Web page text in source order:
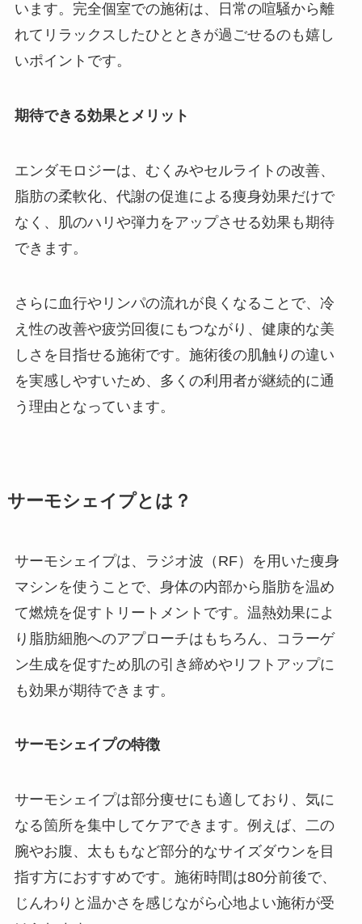
います。完全個室での施術は、日常の喧騒から離
れてリラックスしたひとときが過ごせるのも嬉し
いポイントです。
期待できる効果とメリット
エンダモロジーは、むくみやセルライトの改善、
脂肪の柔軟化、代謝の促進による痩身効果だけで
なく、肌のハリや弾力をアップさせる効果も期待
できます。
さらに血行やリンパの流れが良くなることで、冷
え性の改善や疲労回復にもつながり、健康的な美
しさを目指せる施術です。施術後の肌触りの違い
を実感しやすいため、多くの利用者が継続的に通
う理由となっています。
サーモシェイプとは？
サーモシェイプは、ラジオ波（RF）を用いた痩身
マシンを使うことで、身体の内部から脂肪を温め
て燃焼を促すトリートメントです。温熱効果によ
り脂肪細胞へのアプローチはもちろん、コラーゲ
ン生成を促すため肌の引き締めやリフトアップに
も効果が期待できます。
サーモシェイプの特徴
サーモシェイプは部分痩せにも適しており、気に
なる箇所を集中してケアできます。例えば、二の
腕やお腹、太ももなど部分的なサイズダウンを目
指す方におすすめです。施術時間は80分前後で、
じんわりと温かさを感じながら心地よい施術が受